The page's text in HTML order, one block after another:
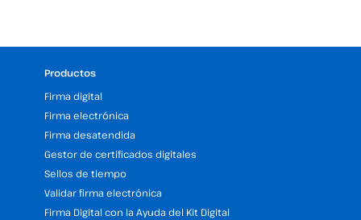
Productos
Firma digital
Firma electrónica
Firma desatendida
Gestor de certificados digitales
Sellos de tiempo
Validar firma electrónica
Firma Digital con la Ayuda del Kit Digital